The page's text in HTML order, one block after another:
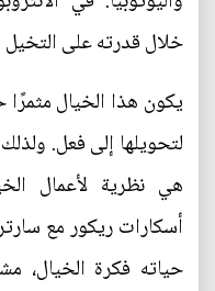
خلال قدرته على
يكون هذا الخيال
لتحويلها إلى فعل.
هي نظرية لأعمال
أسكارات ريكور مع
حياته فكرة الخيال،